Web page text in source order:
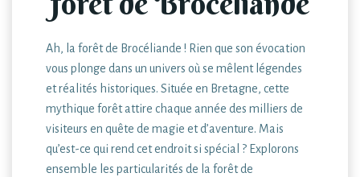
Ah, la forêt de Brocéliande ! Rien que son évocation
vous plonge dans un univers où se mêlent légendes
et réalités historiques. Située en Bretagne, cette
mythique forêt attire chaque année des milliers de
visiteurs en quête de magie et d’aventure. Mais
qu’est-ce qui rend cet endroit si spécial ? Explorons
ensemble les particularités de la forêt de